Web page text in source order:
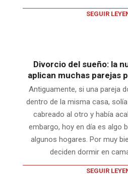
SEGUIR
Divorcio del sueño: la
aplican muchas parejas
Antiguamente, si una pareja
dentro de la misma casa,
cabreado al otro y había
embargo, hoy en día es algo
algunos hogares. Por muy
deciden dormir en
SEGUIR